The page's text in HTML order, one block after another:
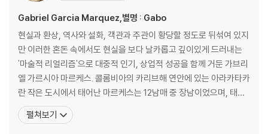
Gabriel Garcia Marquez,별명 : Gabo
현실과 환상, 역사와 설화, 객관과 주관이 황당할 정도로 뒤섞여 있지
만 이러한 혼돈 속에서도 현실을 보다 날카롭고 깊이있게 드러내는
'마술적 리얼리즘'으로 대중적 인기, 상업적 성공을 함께 거둔 가브리
엘 가르시아 마르케스. 콜롬비아의 카리브해 연안에 있는 아라카타카
란 작은 도시에서 태어난 마르케스는 12남매 중 장남이었으며, 태어
난 후 8년 간을 외조모부의 집에서 살았다. 1946년에 마르케스는 보
고타 근처의 시파키아에서 고등학교를 졸업하고 콜롬비아 국립대학
펼쳐보기